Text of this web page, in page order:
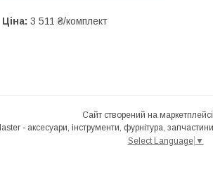
Ціна: 3 511 ₴/комплект
Сайт створений на маркетплейсі
Select Language ▼